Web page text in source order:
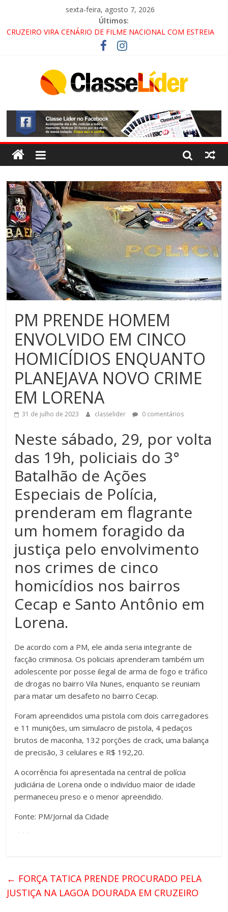
sexta-feira, agosto 7, 2026
Últimos:
CRUZEIRO VIRA CENÁRIO DE FILME NACIONAL COM ESTREIA
PROMOTOR DO GAECO
ACESSO À APARECIDA NA DUTRA SERÁ BLOQUEADO NO FIM
ALTERNATIVAS
LORENA, PINDAMONHANGABA E QUELUZ NA RETA FINAL
PELA FÁBRICA DA COCA-COLA!
PM PRENDE HOMEM
ENVOLVIDO EM CINCO
HOMICÍDIOS ENQUANTO
PLANEJAVA NOVO CRIME
EM LORENA
31 de julho de 2023 classelider 0 comentários
Neste sábado, 29, por volta
das 19h, policiais do 3°
Batalhão de Ações
Especiais de Polícia,
prenderam em flagrante
um homem foragido da
justiça pelo envolvimento
nos crimes de cinco
homicídios nos bairros
Cecap e Santo Antônio em
Lorena.
De acordo com a PM, ele ainda seria integrante de
facção criminosa. Os policiais aprenderam também um
adolescente por posse ilegal de arma de fogo e tráfico
de drogas no bairro Vila Nunes, enquanto se reuniam
para matar um desafeto no bairro Cecap.
Foram apreendidos uma pistola com dois carregadores
e 11 munições, um simulacro de pistola, 4 pedaços
brutos de maconha, 132 porções de crack, uma balança
de precisão, 3 celulares e R$ 192,20.
A ocorrência foi apresentada na central de polícia
judiciária de Lorena onde o indivíduo maior de idade
permaneceu preso e o menor apreendido.
Fonte: PM/Jornal da Cidade
← FORÇA TATICA PRENDE PROCURADO PELA
JUSTIÇA NA LAGOA DOURADA EM CRUZEIRO